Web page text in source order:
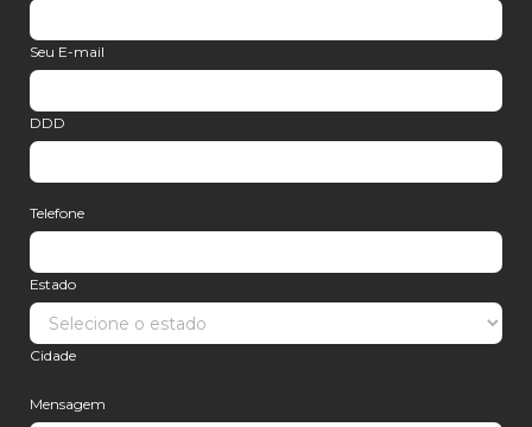
Seu E-mail
DDD
Telefone
Estado
Cidade
Mensagem